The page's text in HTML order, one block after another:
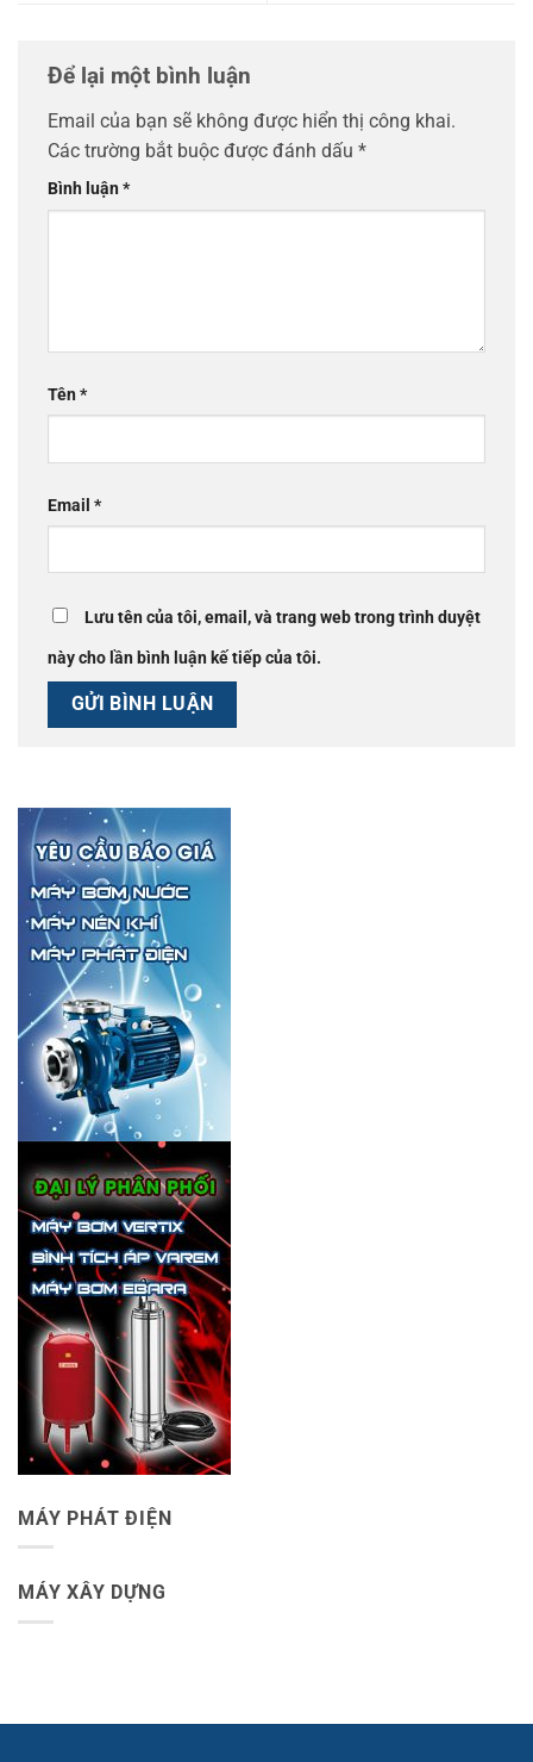
Để lại một bình luận
Email của bạn sẽ không được hiển thị công khai.
Các trường bắt buộc được đánh dấu *
Bình luận*
Tên*
Email *
Lưu tên của tôi, email, và trang web trong trình duyệt
này cho lần bình luận kế tiếp của tôi.
MÁY PHÁT ĐIỆN
MÁY XÂY DỰNG